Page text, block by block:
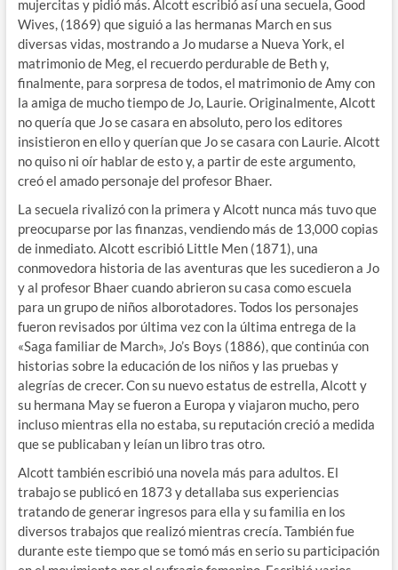
mujercitas y pidió más. Alcott escribió así una secuela, Good
Wives, (1869) que siguió a las hermanas March en sus
diversas vidas, mostrando a Jo mudarse a Nueva York, el
matrimonio de Meg, el recuerdo perdurable de Beth y,
finalmente, para sorpresa de todos, el matrimonio de Amy con
la amiga de mucho tiempo de Jo, Laurie. Originalmente, Alcott
no quería que Jo se casara en absoluto, pero los editores
insistieron en ello y querían que Jo se casara con Laurie. Alcott
no quiso ni oír hablar de esto y, a partir de este argumento,
creó el amado personaje del profesor Bhaer.
La secuela rivalizó con la primera y Alcott nunca más tuvo que
preocuparse por las finanzas, vendiendo más de 13,000 copias
de inmediato. Alcott escribió Little Men (1871), una
conmovedora historia de las aventuras que les sucedieron a Jo
y al profesor Bhaer cuando abrieron su casa como escuela
para un grupo de niños alborotadores. Todos los personajes
fueron revisados ​​por última vez con la última entrega de la
«Saga familiar de March», Jo’s Boys (1886), que continúa con
historias sobre la educación de los niños y las pruebas y
alegrías de crecer. Con su nuevo estatus de estrella, Alcott y
su hermana May se fueron a Europa y viajaron mucho, pero
incluso mientras ella no estaba, su reputación creció a medida
que se publicaban y leían un libro tras otro.
Alcott también escribió una novela más para adultos. El
trabajo se publicó en 1873 y detallaba sus experiencias
tratando de generar ingresos para ella y su familia en los
diversos trabajos que realizó mientras crecía. También fue
durante este tiempo que se tomó más en serio su participación